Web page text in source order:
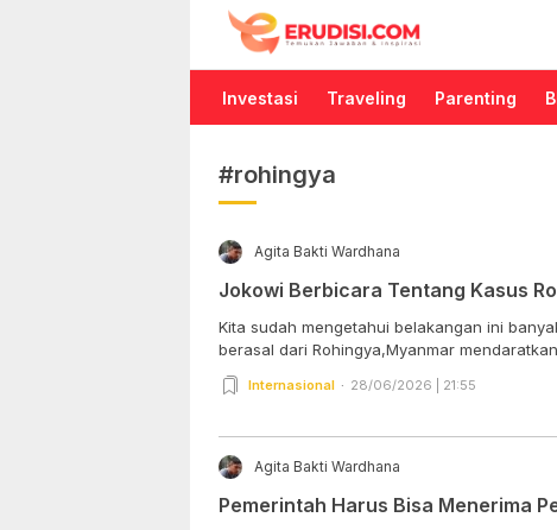
Erudisi
Temukan Jawaban dan Inspirasi
Investasi Traveling Parenting
#rohingya
Agita Bakti Wardhana
Jokowi Berbicara Tentang Kasus
Kita sudah mengetahui belakangan ini
berasal dari Rohingya,Myanmar
Internasional 28/06/2026 | 21:55
Agita Bakti Wardhana
Pemerintah Harus Bisa Menerima